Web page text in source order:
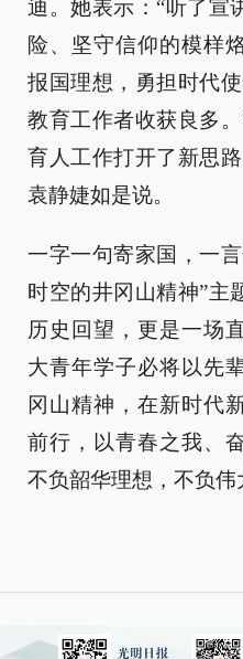
迪。她表示：“听了宣
险、坚守信仰的模样
报国理想，勇担时代
教育工作者收获良多
育人工作打开了新思
袁静婕如是说。
一字一句寄家国，一
时空的井冈山精神”主
历史回望，更是一场
大青年学子必将以先
冈山精神，在新时代
前行，以青春之我、
不负韶华理想，不负伟